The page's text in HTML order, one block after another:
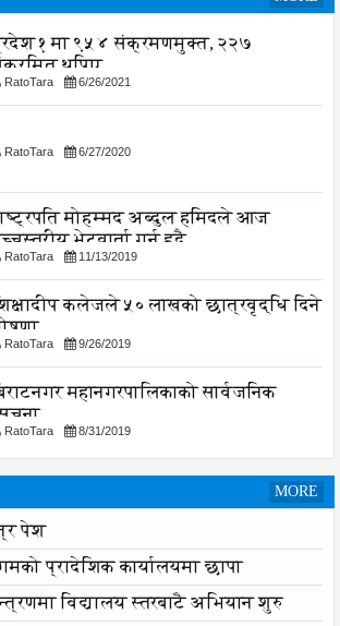
१ मा ९५४ संक्रमणमुक्त, २२७
थपिए
RatoTara 6/26/2021
RatoTara 6/27/2020
मोहम्मद अब्दुल हमिदले आज
भेटवार्ता गर्नु हुदै,
RatoTara 11/13/2019
कलेजले ५० लाखको छात्रवृद्धि दिने
RatoTara 9/26/2019
महानगरपालिकाको सार्वजनिक
RatoTara 8/31/2019
MORE
पेश
प्रादेशिक कार्यालयमा छापा
विद्यालय स्तरबाटै अभियान शुरु